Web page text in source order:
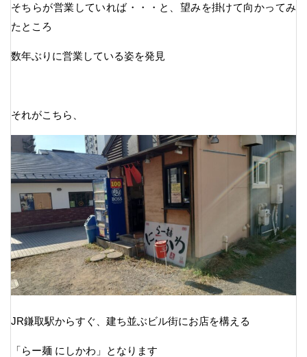
そちらが営業していれば・・・と、望みを掛けて向かってみ
たところ
数年ぶりに営業している姿を発見
それがこちら、
JR鎌取駅からすぐ、建ち並ぶビル街にお店を構える
「らー麺 にしかわ」となります